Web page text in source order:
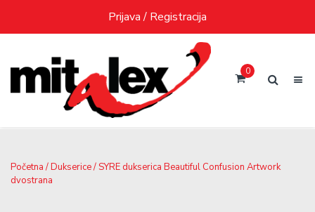
content
Prijava / Registracija
0
Početna /Dukserice/ SYRE dukserica Beautiful Confusion Artwork
dvostrana